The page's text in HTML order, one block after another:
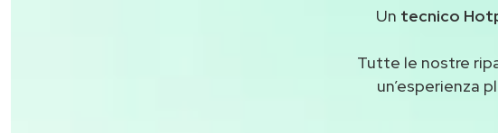
Un tecnico
Tutte le nostre
un’esperienza